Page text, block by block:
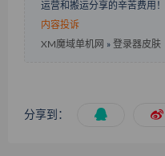
运营和搬运分享的辛苦费用
内容投诉
XM魔域单机网 » 登录器皮肤
分享到：